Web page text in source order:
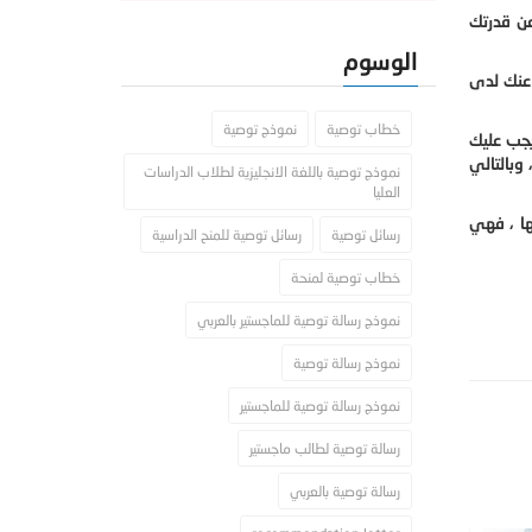
قدرتك
عنك لدى
عليك
، فهي
الوسوم
خطاب توصية نموذج توصية
نموذج توصية باللغة الانجليزية لطلاب الدراسات
العليا
رسائل توصية رسائل توصية للمنح الدراسية
خطاب توصية لمنحة
نموذج رسالة توصية للماجستير بالعربي
نموذج رسالة توصية
نموذج رسالة توصية للماجستير
رسالة توصية لطالب ماجستير
رسالة توصية بالعربي